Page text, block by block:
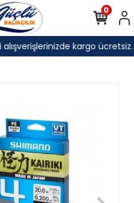
kargo ücretsiz.
0